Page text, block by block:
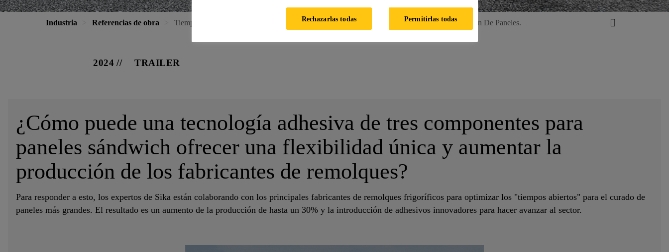
Industria Referencias de obra Tiempo abierto ajustable. Tiempos de Prensado Cortos. Una Solución Versátil Para La Producción De Paneles.
2024 TRAILER
¿Cómo puede una tecnología adhesiva de tres componentes para
paneles sándwich ofrecer una flexibilidad única y aumentar la
producción de los fabricantes de remolques?
Para responder a esto, los expertos de Sika están colaborando con los principales fabricantes de remolques frigoríficos para optimizar los "tiempos abiertos" para el curado de
paneles más grandes. El resultado es un aumento de la producción de hasta un 30% y la introducción de adhesivos innovadores para hacer avanzar al sector.
Rechazarlas todas Permitirlas todas